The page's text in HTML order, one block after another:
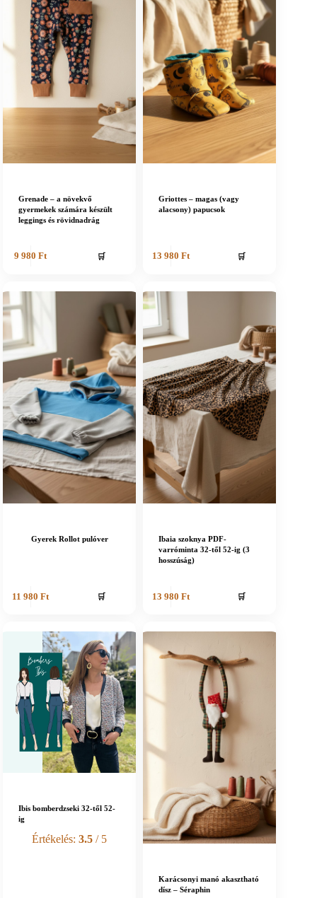
Grenade – a növekvő
gyermekek számára készült
leggings és rövidnadrág
9 980Ft 🛒
Griottes – magas (vagy
alacsony) papucsok
13 980 Ft 🛒
Gyerek Rollot pulóver
11 980Ft 🛒
Ibaia szoknya PDF-
varróminta 32-től 52-ig (3
hosszúság)
13 980 Ft 🛒
Ibis bomberdzseki 32-től 52-
ig
Értékelés:3.5 / 5
Karácsonyi manó akasztható
dísz – Séraphin